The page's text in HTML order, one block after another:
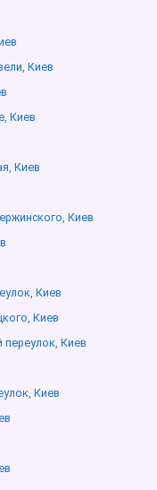
Киев
Киев
Киев
Киев
Киев
Киев
Киев
Киев